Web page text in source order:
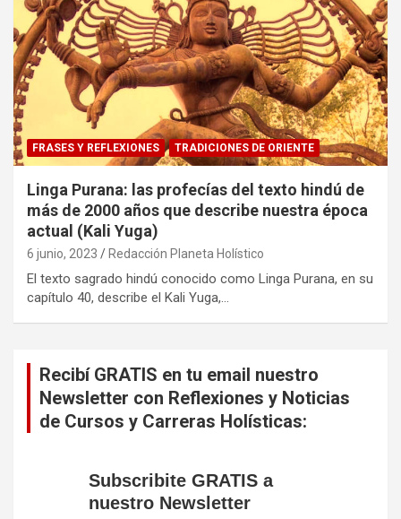
FRASES Y REFLEXIONES TRADICIONES DE ORIENTE
Linga Purana: las profecías del texto hindú de
más de 2000 años que describe nuestra época
actual (Kali Yuga)
6 junio, 2023 Redacción Planeta Holístico
El texto sagrado hindú conocido como Linga Purana, en su
capítulo 40, describe el Kali Yuga,…
Recibí GRATIS en tu email nuestro
Newsletter con Reflexiones y Noticias
de Cursos y Carreras Holísticas:
Subscribite GRATIS a
nuestro Newsletter